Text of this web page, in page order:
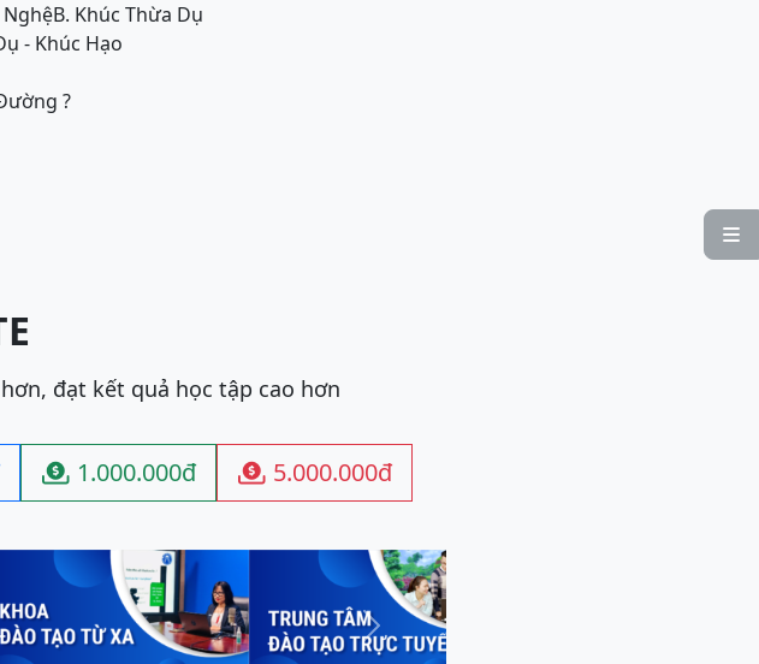

B. Khúc Thừa Dụ
- Khúc Hạo
?
đạt kết quả học tập cao hơn
 1.000.000đ  5.000.000đ
Next